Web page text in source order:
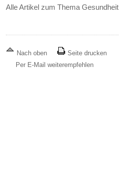
Alle Artikel zum Thema Gesundheit
Nach oben
Seite drucken
Per E-Mail weiterempfehlen